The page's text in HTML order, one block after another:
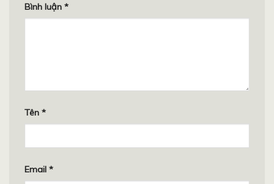
Bình luận *
Tên *
Email *